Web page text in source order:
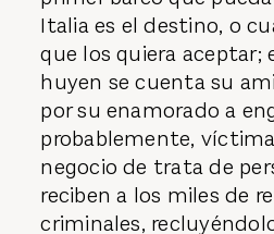
Italia es el destino, o
que los quiera aceptar;
huyen se cuenta su
por su enamorado a
probablemente,
negocio de trata de
reciben a los miles de
criminales,